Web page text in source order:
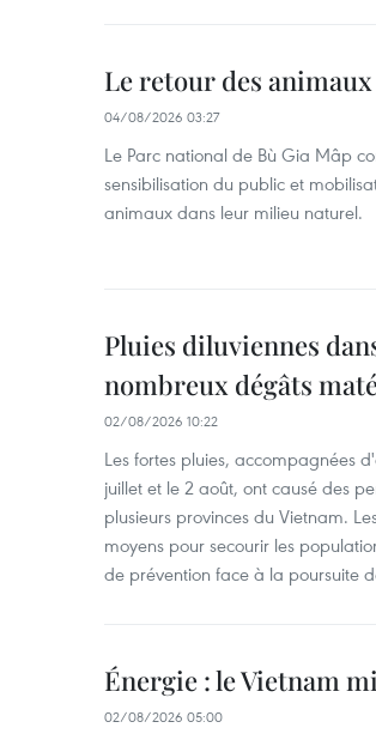
Le retour des
04/08/2026 03:27
Le Parc national de Bù Gia Mâp
sensibilisation du public et
animaux dans leur milieu naturel.
Pluies diluviennes
nombreux dégâts
02/08/2026 10:22
Les fortes pluies, accompagnées
juillet et le 2 août, ont causé des
plusieurs provinces du Vietnam.
moyens pour secourir les
de prévention face à la poursuite
Énergie : le Vietnam
02/08/2026 05:00